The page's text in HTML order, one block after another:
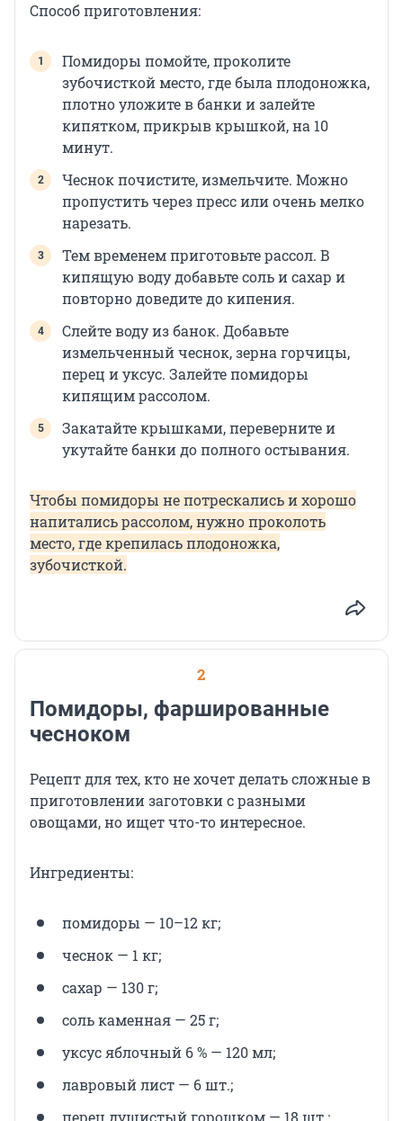
Способ приготовления:
Помидоры помойте, проколите
зубочисткой место, где была плодоножка,
плотно уложите в банки и залейте
кипятком, прикрыв крышкой, на 10
минут.
Чеснок почистите, измельчите. Можно
пропустить через пресс или очень мелко
нарезать.
Тем временем приготовьте рассол. В
кипящую воду добавьте соль и сахар и
повторно доведите до кипения.
Слейте воду из банок. Добавьте
измельченный чеснок, зерна горчицы,
перец и уксус. Залейте помидоры
кипящим рассолом.
Закатайте крышками, переверните и
укутайте банки до полного остывания.
Чтобы помидоры не потрескались и хорошо
напитались рассолом, нужно проколоть
место, где крепилась плодоножка,
зубочисткой.
2
Помидоры, фаршированные
чесноком
Рецепт для тех, кто не хочет делать сложные в
приготовлении заготовки с разными
овощами, но ищет что-то интересное.
Ингредиенты:
помидоры — 10–12 кг;
чеснок — 1 кг;
сахар — 130 г;
соль каменная — 25 г;
уксус яблочный 6 % — 120 мл;
лавровый лист — 6 шт.;
перец душистый горошком — 18 шт.;